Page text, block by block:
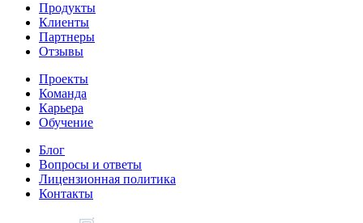
Продукты
Клиенты
Партнеры
Отзывы
Проекты
Команда
Карьера
Обучение
Блог
Вопросы и ответы
Лицензионная политика
Контакты